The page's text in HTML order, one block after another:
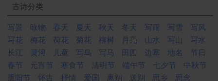
古诗分类
写景
咏物 春天 夏天 秋天 冬天 写雨 写雪
写风
写花
梅花 荷花 菊花 柳树 月亮 山水 写山
写水
长江
黄河 儿童 写鸟 写马 田园 边塞 地名
节日
春节
元宵节 寒食节 清明节 端午节 七夕节
中秋节
重阳节
怀古 抒情 爱国 离别 送别 思乡 思念